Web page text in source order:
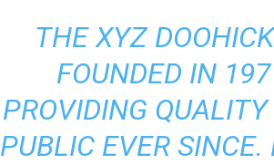
THE XYZ
FOUNDED IN
PROVIDING
PUBLIC EVER